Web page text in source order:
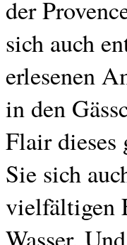
der
sich auch
erlesenen
in den
Flair dieses
Sie sich
vielfältigen
Wasser.